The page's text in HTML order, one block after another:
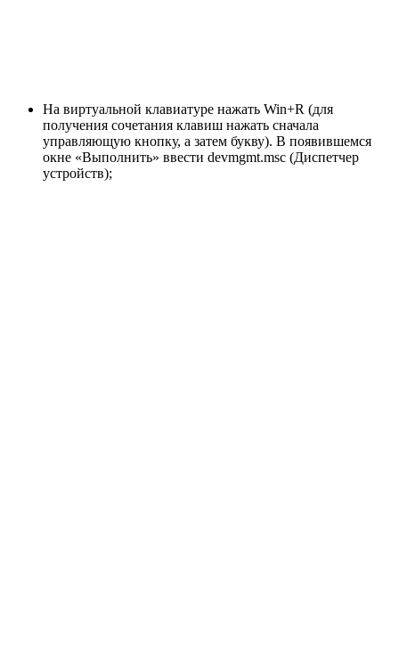
На виртуальной клавиатуре нажать Win+R (для
получения сочетания клавиш нажать сначала
управляющую кнопку, а затем букву). В появившемся
окне «Выполнить» ввести devmgmt.msc (Диспетчер
устройств);